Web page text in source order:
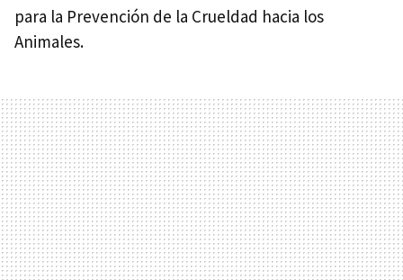
para la Prevención de la Crueldad hacia los
Animales.